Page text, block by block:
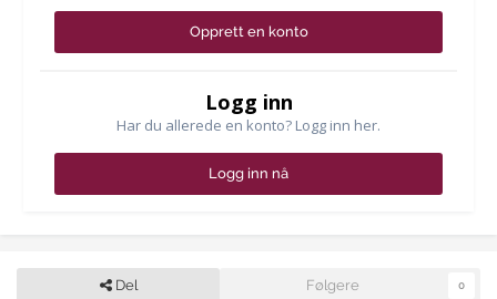
Opprett en konto
Logg inn
Har du allerede en konto? Logg inn her.
Logg inn nå
Del Følgere 0